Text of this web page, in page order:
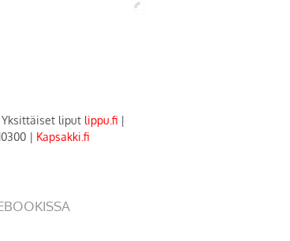
Yksittäiset liput lippu.fi |
| Kapsakki.fi